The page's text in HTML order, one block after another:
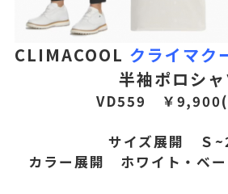
CLIMACOOL クライマク
半袖ポロシャ
VD559 ￥9,900(
サイズ展開 Ｓ
カラー展開 ホワイト・ベー